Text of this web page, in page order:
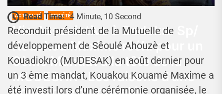
ACTUALITÉ SOCIÉTÉ
Vie Associative à Bodokro Sp/
Kouakou Maxime réélu pour un
3ème Mandat à la tête de la
MUDESAK : Les raisons d’une
Read Time: 4 Minute, 10 Second
Reconduit président de la Mutuelle de
développement de Sêoulé Ahouzè et
Kouadiokro (MUDESAK) en août dernier pour
un 3 ème mandat, Kouakou Kouamé Maxime a
été investi lors d’une cérémonie organisée, le